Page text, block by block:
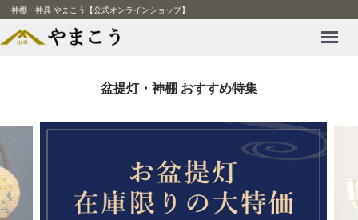
神棚・神具 やまこう【公式オンラインショップ】
盆提灯・神棚 おすすめ特集